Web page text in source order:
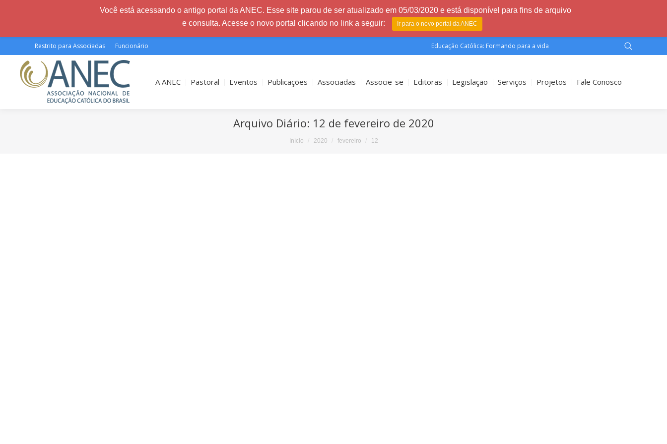
Restrito para Associadas Funcionário Educação Católica: Formando para a vida
A ANEC Pastoral Eventos Publicações Associadas Associe-se Editoras Legislação Serviços Projetos Fale Conosco
Arquivo Diário: 12 de fevereiro de 2020
Início 2020 fevereiro 12
Você está acessando o antigo portal da ANEC. Esse site parou de ser atualizado em 05/03/2020 e está disponível para fins de arquivo
e consulta. Acesse o novo portal clicando no link a seguir:
Ir para o novo portal da ANEC